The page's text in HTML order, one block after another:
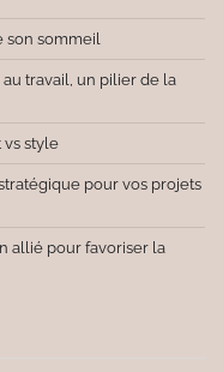
son sommeil
travail, un pilier de la
vs style
pour vos projets
allié pour favoriser la